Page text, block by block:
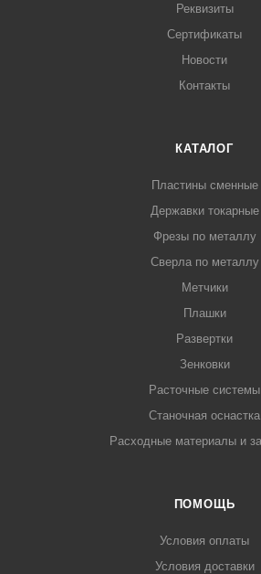
Реквизиты
Сертификаты
Новости
Контакты
КАТАЛОГ
Пластины сменные
Державки токарные
Фрезы по металлу
Сверла по металлу
Метчики
Плашки
Развертки
Зенковки
Расточные системы
Станочная оснастка
Расходные материалы и
ПОМОЩЬ
Условия оплаты
Условия доставки